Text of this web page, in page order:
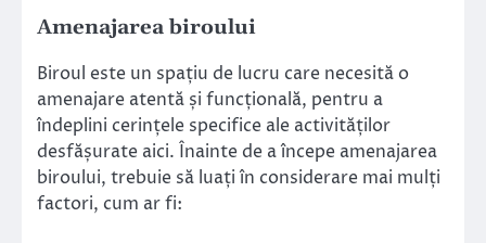
Amenajarea biroului
Biroul este un spațiu de lucru care necesită o
amenajare atentă și funcțională, pentru a
îndeplini cerințele specifice ale activităților
desfășurate aici. Înainte de a începe amenajarea
biroului, trebuie să luați în considerare mai mulți
factori, cum ar fi: